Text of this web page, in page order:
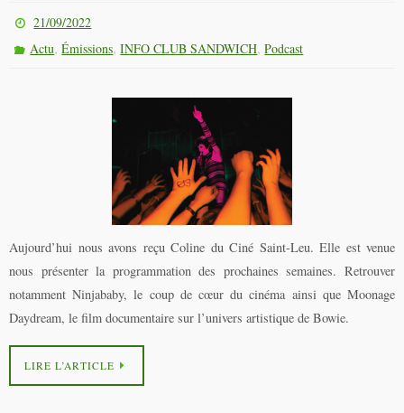
21/09/2022
Actu,Émissions,INFO CLUB SANDWICH,Podcast
Aujourd’hui nous avons reçu Coline du Ciné Saint-Leu. Elle est venue
nous présenter la programmation des prochaines semaines. Retrouver
notamment Ninjababy, le coup de cœur du cinéma ainsi que Moonage
Daydream, le film documentaire sur l’univers artistique de Bowie.
LIRE L’ARTICLE